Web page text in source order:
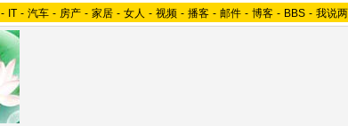
- IT - 汽车 - 房产 - 家居 - 女人 - 视频 - 播客 - 邮件 - 博客 - BBS - 我说